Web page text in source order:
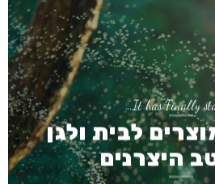
It has Finally
לבית ולגן
היצרנים